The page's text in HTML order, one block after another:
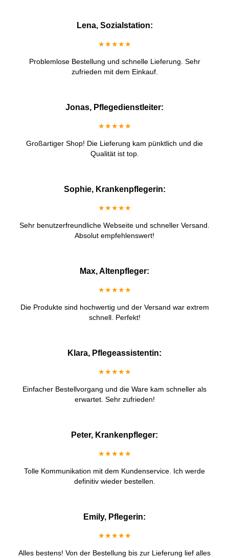
Lena, Sozialstation:
★★★★★
Problemlose Bestellung und schnelle Lieferung. Sehr
zufrieden mit dem Einkauf.
Jonas, Pflegedienstleiter:
★★★★★
Großartiger Shop! Die Lieferung kam pünktlich und die
Qualität ist top.
Sophie, Krankenpflegerin:
★★★★★
Sehr benutzerfreundliche Webseite und schneller Versand.
Absolut empfehlenswert!
Max, Altenpfleger:
★★★★★
Die Produkte sind hochwertig und der Versand war extrem
schnell. Perfekt!
Klara, Pflegeassistentin:
★★★★★
Einfacher Bestellvorgang und die Ware kam schneller als
erwartet. Sehr zufrieden!
Peter, Krankenpfleger:
★★★★★
Tolle Kommunikation mit dem Kundenservice. Ich werde
definitiv wieder bestellen.
Emily, Pflegerin:
★★★★★
Alles bestens! Von der Bestellung bis zur Lieferung lief alles